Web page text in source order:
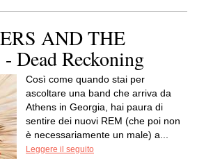
AND THE
Dead Reckoning
Così come quando stai per
ascoltare una band che arriva da
Athens in Georgia, hai paura di
sentire dei nuovi REM (che poi non
è necessariamente un male) a...
Leggere il seguito